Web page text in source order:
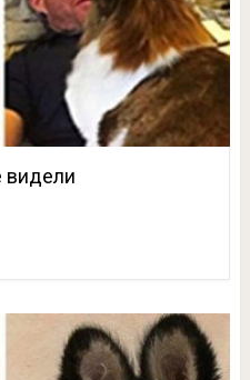
видели